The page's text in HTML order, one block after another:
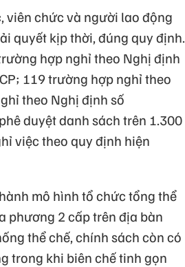
viên chức và người lao động
quyết kịp thời, đúng quy định.
hợp nghỉ theo Nghị định
119 trường hợp nghỉ theo
theo Nghị định số
duyệt danh sách trên 1.300
việc theo quy định hiện
mô hình tổ chức tổng thể
phương 2 cấp trên địa bàn
thể chế, chính sách còn có
trong khi biên chế tinh gọn